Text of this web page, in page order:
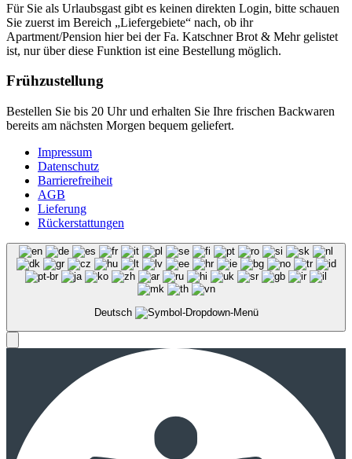
Für Sie als Urlaubsgast gibt es keinen direkten Login, bitte schauen
Sie zuerst im Bereich „Liefergebiete“ nach, ob ihr
Apartment/Pension hier bei der Fa. Katschner Brot & Mehr gelistet
ist, nur über diese Funktion ist eine Bestellung möglich.
Frühzustellung
Bestellen Sie bis 20 Uhr und erhalten Sie Ihre frischen Backwaren
bereits am nächsten Morgen bequem geliefert.
Impressum
Datenschutz
Barrierefreiheit
AGB
Lieferung
Rückerstattungen
Deutsch